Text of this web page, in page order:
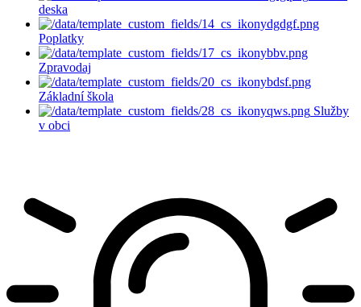
deska
Poplatky
Zpravodaj
Základní škola
Služby
v obci